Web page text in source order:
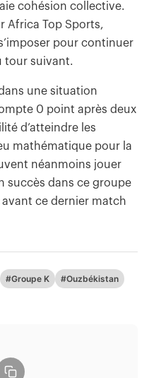
cohésion collective.
Africa Top Sports,
pour continuer
tour suivant.
une situation
0 point après deux
d’atteindre les
mathématique pour la
néanmoins jouer
succès dans ce groupe
avant ce dernier match
#Groupe K
#Ouzbékistan